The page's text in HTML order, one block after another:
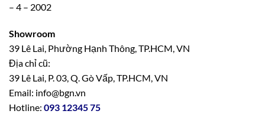
– 4 – 2002
Showroom
39 Lê Lai, Phường Hạnh Thông, TP.HCM, VN
Địa chỉ cũ:
39 Lê Lai, P. 03, Q. Gò Vấp, TP.HCM, VN
Email: info@bgn.vn
Hotline: 093 12345 75